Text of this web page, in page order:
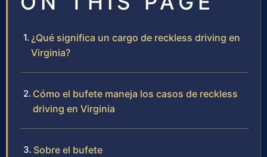
¿Qué significa un cargo de reckless driving en
Virginia?
Cómo el bufete maneja los casos de reckless
driving en Virginia
Sobre el bufete